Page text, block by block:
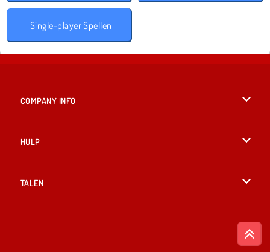
Single-player Spellen
COMPANY INFO
HULP
TALEN